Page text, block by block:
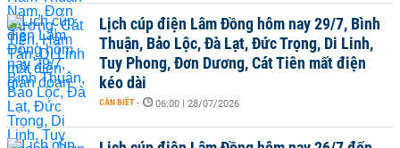
Lịch cúp điện Lâm Đồng hôm nay 29/7, Bình
Thuận, Bảo Lộc, Đà Lạt, Đức Trọng, Di Linh,
Tuy Phong, Đơn Dương, Cát Tiên mất điện
kéo dài
CẦN BIẾT - 06:00 | 28/07/2026